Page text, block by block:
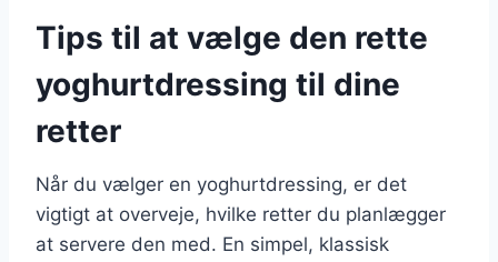
Tips til at vælge den rette
yoghurtdressing til dine
retter
Når du vælger en yoghurtdressing, er det
vigtigt at overveje, hvilke retter du planlægger
at servere den med. En simpel, klassisk